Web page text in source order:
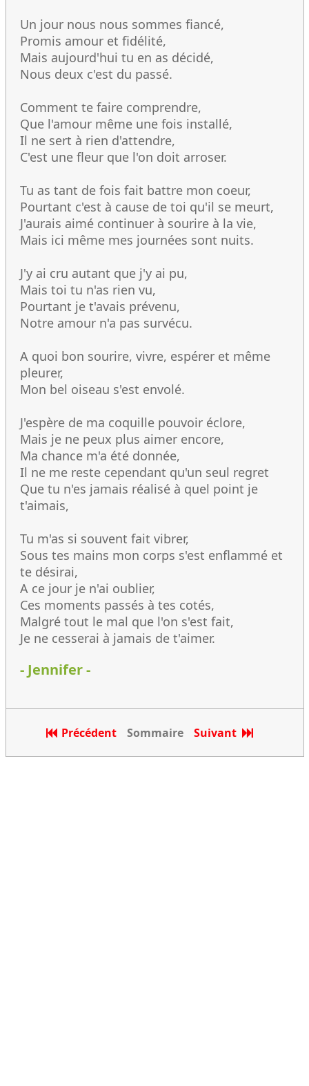
Un jour nous nous sommes fiancé,
Promis amour et fidélité,
Mais aujourd'hui tu en as décidé,
Nous deux c'est du passé.
Comment te faire comprendre,
Que l'amour même une fois installé,
Il ne sert à rien d'attendre,
C'est une fleur que l'on doit arroser.
Tu as tant de fois fait battre mon coeur,
Pourtant c'est à cause de toi qu'il se meurt,
J'aurais aimé continuer à sourire à la vie,
Mais ici même mes journées sont nuits.
J'y ai cru autant que j'y ai pu,
Mais toi tu n'as rien vu,
Pourtant je t'avais prévenu,
Notre amour n'a pas survécu.
A quoi bon sourire, vivre, espérer et même
pleurer,
Mon bel oiseau s'est envolé.
J'espère de ma coquille pouvoir éclore,
Mais je ne peux plus aimer encore,
Ma chance m'a été donnée,
Il ne me reste cependant qu'un seul regret
Que tu n'es jamais réalisé à quel point je
t'aimais,
Tu m'as si souvent fait vibrer,
Sous tes mains mon corps s'est enflammé et
te désirai,
A ce jour je n'ai oublier,
Ces moments passés à tes cotés,
Malgré tout le mal que l'on s'est fait,
Je ne cesserai à jamais de t'aimer.
- Jennifer -
Précédent Sommaire Suivant